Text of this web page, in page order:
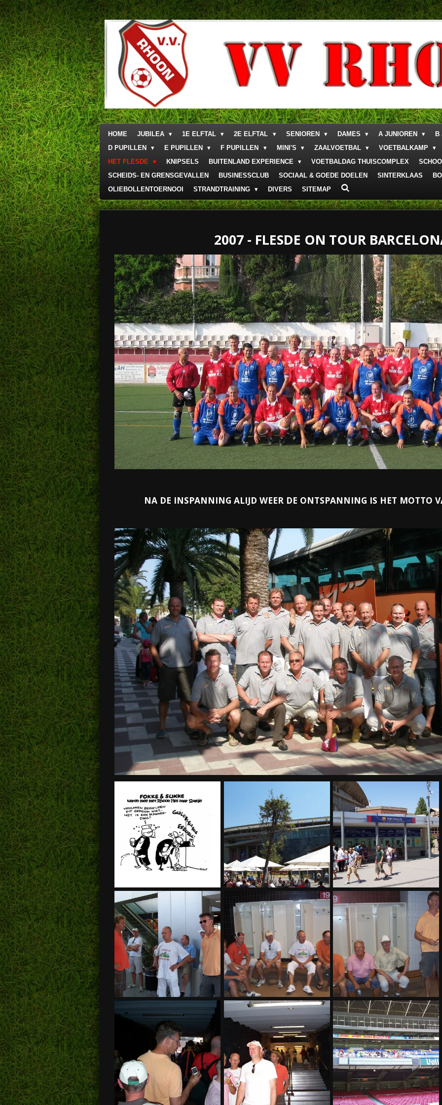
Ga
direct
naar
de
hoofdinhoud
HOME JUBILEA 1E ELFTAL 2E ELFTAL SENIOREN DAMES A JUNIOREN
B
D PUPILLEN
E PUPILLEN F PUPILLEN MINI'S ZAALVOETBAL
VOETBALKAMP
HET FLESDE
KNIPSELS BUITENLAND EXPERIENCE VOETBALDAG THUISCOMPLEX
SCHEIDS- EN GRENSGEVALLEN
BUSINESSCLUB SOCIAAL & GOEDE DOELEN SINTERKLAAS
OLIEBOLLENTOERNOOI
STRANDTRAINING DIVERS SITEMAP
2007 - FLESDE ON TOUR
NA DE INSPANNING ALIJD WEER DE ONTSPANNING IS HET MOTTO